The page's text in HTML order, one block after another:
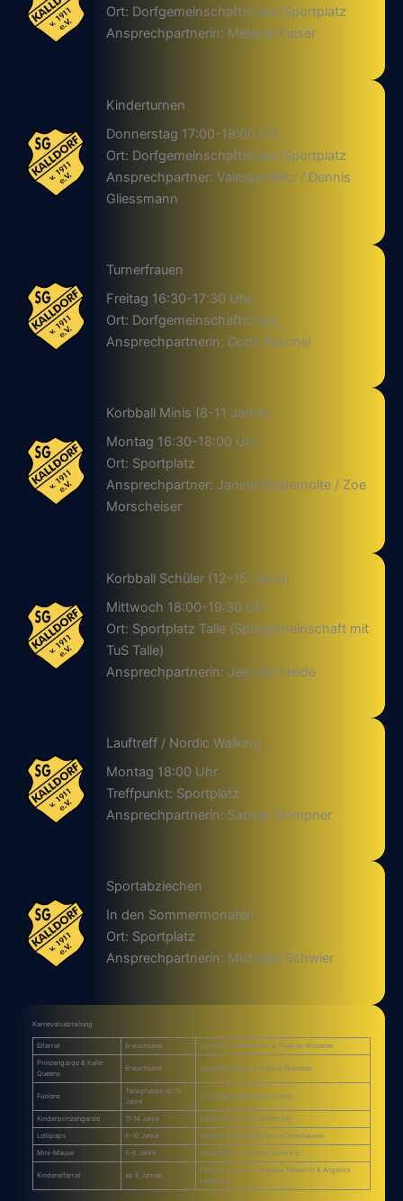
Ort: Dorfgemeinschaftshaus/Sportplatz
Ansprechpartnerin: Melanie Kaiser
Kinderturnen
Donnerstag 17:00-18:00 Uhr
Ort: Dorfgemeinschaftshaus/Sportplatz
Ansprechpartner: Valeska Reitz / Dennis
Gliessmann
Turnerfrauen
Freitag 16:30-17:30 Uhr
Ort: Dorfgemeinschaftshaus
Ansprechpartnerin: Doris Peschel
Korbball Minis (8-11 Jahre)
Montag 16:30-18:00 Uhr
Ort: Sportplatz
Ansprechpartner: Janina Niedernolte / Zoe
Morscheiser
Korbball Schüler (12-15 Jahre)
Mittwoch 18:00-19:30 Uhr
Ort: Sportplatz Talle (Spielgemeinschaft mit
TuS Talle)
Ansprechpartnerin: Jennifer Heide
Lauftreff / Nordic Walking
Montag 18:00 Uhr
Treffpunkt: Sportplatz
Ansprechpartnerin: Sabine Wömpner
Sportabziechen
In den Sommermonaten
Ort: Sportplatz
Ansprechpartnerin: Michaela Schwier
Karnevalsabteilung
Elferrat Erwachsene Christian Schaksmeier & Thomas Wiesener
Prinzengarde & Kalle
Queens
Erwachsene Jeanette Limpke & Nadine Wiesener
Fusions
Tanzgruppe ab 15
Jahre
Cindy Martinho & Ella Limpke
Kinderprinzengarde 11-14 Jahre Denise Steffen & Lea Hempel
Lollipops 8-10 Jahre Jette Niedernolte & Felicia Ottenhausen
Mini-Mäuse 5-8 Jahre Jonna Krahl & Johanna Schmerz
Kinderelferrat ab 6 Jahren
Petra Pischczan, Franziska Tolkemitt & Angelika
Laskowski